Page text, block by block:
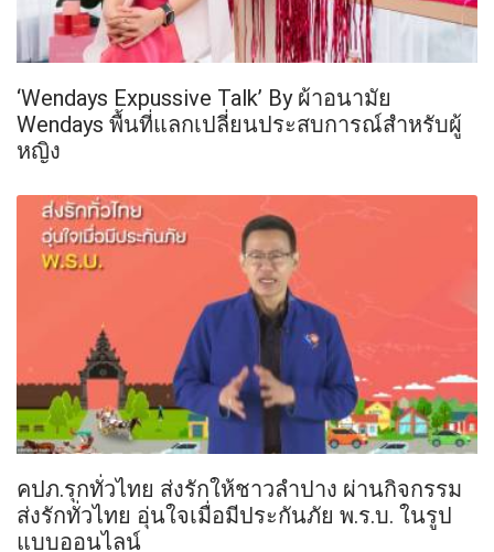
‘Wendays Expussive Talk’ By ผ้าอนามัย
Wendays พื้นที่แลกเปลี่ยนประสบการณ์สำหรับผู้
หญิง
คปภ.รุกทั่วไทย ส่งรักให้ชาวลำปาง ผ่านกิจกรรม
ส่งรักทั่วไทย อุ่นใจเมื่อมีประกันภัย พ.ร.บ. ในรูป
แบบออนไลน์